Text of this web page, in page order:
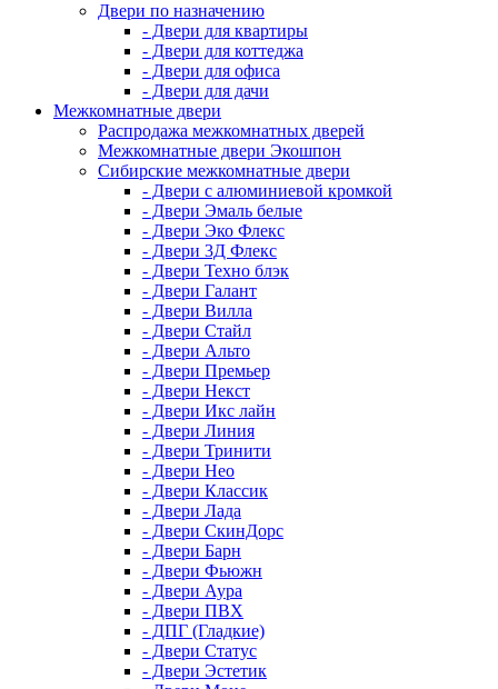
Двери по назначению
- Двери для квартиры
- Двери для коттеджа
- Двери для офиса
- Двери для дачи
Межкомнатные двери
Распродажа межкомнатных дверей
Межкомнатные двери Экошпон
Сибирские межкомнатные двери
- Двери с алюминиевой кромкой
- Двери Эмаль белые
- Двери Эко Флекс
- Двери 3Д Флекс
- Двери Техно блэк
- Двери Галант
- Двери Вилла
- Двери Стайл
- Двери Альто
- Двери Премьер
- Двери Некст
- Двери Икс лайн
- Двери Линия
- Двери Тринити
- Двери Нео
- Двери Классик
- Двери Лада
- Двери СкинДорс
- Двери Барн
- Двери Фьюжн
- Двери Аура
- Двери ПВХ
- ДПГ (Гладкие)
- Двери Статус
- Двери Эстетик